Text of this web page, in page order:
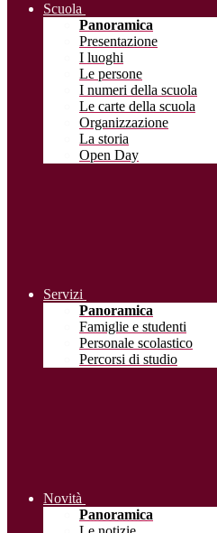
Scuola
Panoramica
Presentazione
I luoghi
Le persone
I numeri della scuola
Le carte della scuola
Organizzazione
La storia
Open Day
Servizi
Panoramica
Famiglie e studenti
Personale scolastico
Percorsi di studio
Novità
Panoramica